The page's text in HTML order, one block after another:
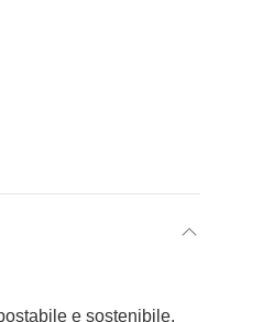
e sostenibile.